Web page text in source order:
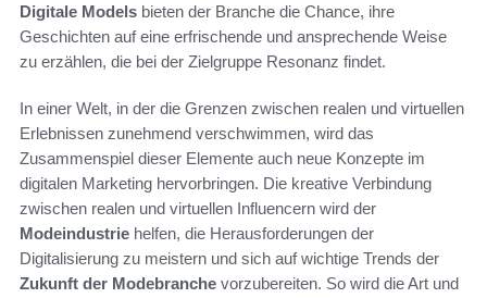
Digitale Models bieten der Branche die Chance, ihre
Geschichten auf eine erfrischende und ansprechende Weise
zu erzählen, die bei der Zielgruppe Resonanz findet.
In einer Welt, in der die Grenzen zwischen realen und virtuellen
Erlebnissen zunehmend verschwimmen, wird das
Zusammenspiel dieser Elemente auch neue Konzepte im
digitalen Marketing hervorbringen. Die kreative Verbindung
zwischen realen und virtuellen Influencern wird der
Modeindustrie helfen, die Herausforderungen der
Digitalisierung zu meistern und sich auf wichtige Trends der
Zukunft der Modebranche vorzubereiten. So wird die Art und